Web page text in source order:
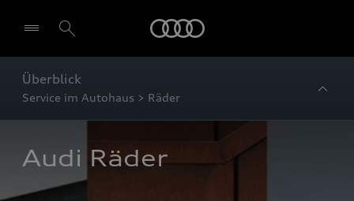
Überblick
Service im Autohaus > Räder
Audi Räder